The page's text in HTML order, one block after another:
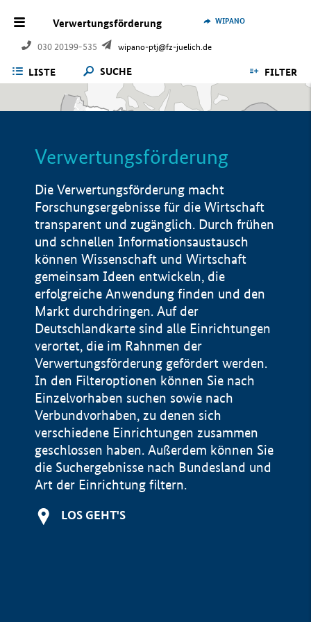
Verwertungsförderung
030 20199-535 wipano-ptj@fz-juelich.de
WIPANO
LISTE SUCHE FILTER
Verwertungsförderung
Die Verwertungsförderung macht
Forschungsergebnisse für die Wirtschaft
transparent und zugänglich. Durch frühen
und schnellen Informationsaustausch
können Wissenschaft und Wirtschaft
gemeinsam Ideen entwickeln, die
erfolgreiche Anwendung finden und den
Markt durchdringen. Auf der
Deutschlandkarte sind alle Einrichtungen
verortet, die im Rahnmen der
Verwertungsförderung gefördert werden.
In den Filteroptionen können Sie nach
Einzelvorhaben suchen sowie nach
Verbundvorhaben, zu denen sich
verschiedene Einrichtungen zusammen
geschlossen haben. Außerdem können Sie
die Suchergebnisse nach Bundesland und
Art der Einrichtung filtern.
LOS GEHT'S